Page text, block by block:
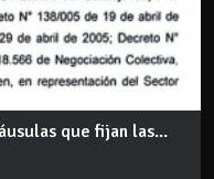
que fijan las...